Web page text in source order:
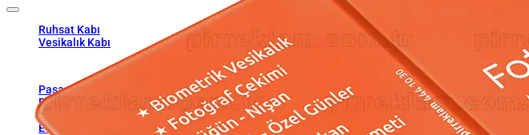
Ruhsat Kabı
Vesikalık Kabı
1961'den Beri , Sektörün Pir'i...
Pasaport Kılıfı
Plakalık
Döviz Kabı
Evlilik Cüzdanı Kılıfı